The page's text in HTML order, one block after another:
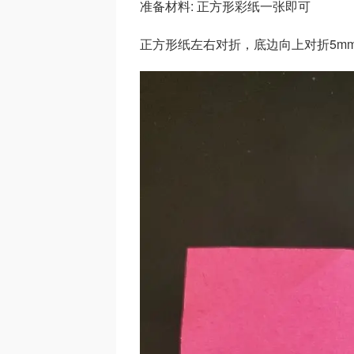
准备材料: 正方形彩纸一张即可
正方形纸左右对折，底边向上对折